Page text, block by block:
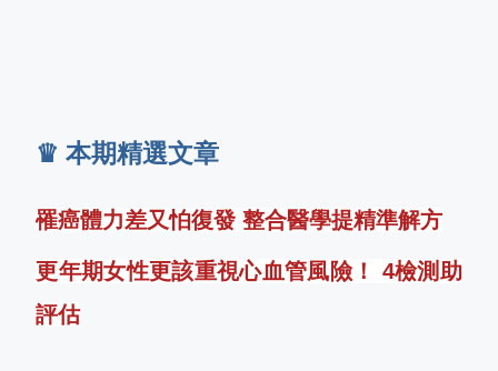
♛ 本期精選文章
罹癌體力差又怕復發 整合醫學提精準解方
更年期女性更該重視心血管風險！ 4檢測助
評估